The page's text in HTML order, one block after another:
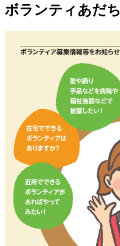
ボランティあだち